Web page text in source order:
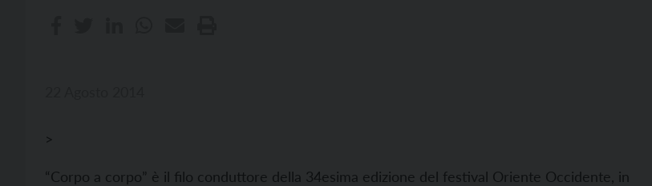
>
“Corpo a corpo” è il filo conduttore della 34esima edizione del festival Oriente Occidente, in